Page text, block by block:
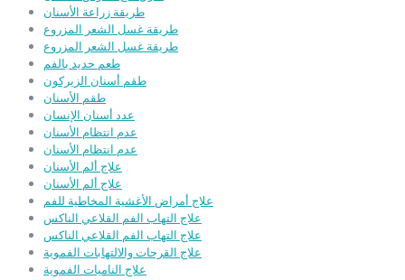
طريقة زراعة الأسنان
طريقة غسل الشعر المزروع
طريقة غسل الشعر المزروع
طعم حديد بالفم
طقم أسنان الزيركون
طقم الأسنان
عدد أسنان الإنسان
عدم انتظام الأسنان
عدم انتظام الأسنان
علاج ألم الأسنان
علاج ألم الأسنان
علاج أمراض الأغشية المخاطية للفم
علاج التهاب الفم القلاعي الناكس
علاج التهاب الفم القلاعي الناكس
علاج القرحات والالتهابات الفموية
علاج الناميات الفموية